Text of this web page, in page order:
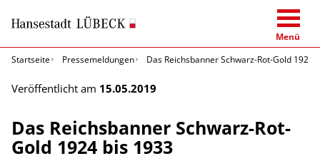
Menü
Startseite
Pressemeldungen Das Reichsbanner Schwarz-Rot-Gold 1924
Veröffentlicht am 15.05.2019
Das Reichsbanner Schwarz-Rot-
Gold 1924 bis 1933